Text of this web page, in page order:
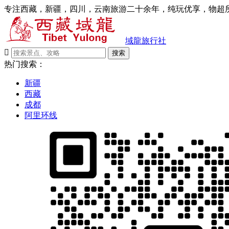
专注西藏，新疆，四川，云南旅游二十余年，纯玩优享，物超
域龍旅行社

搜索
热门搜索：
新疆
西藏
成都
阿里环线